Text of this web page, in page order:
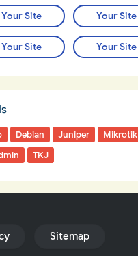
Your Site Your Site
Your Site Your Site
Debian Juniper
Mikrotik
TKJ
Sitemap